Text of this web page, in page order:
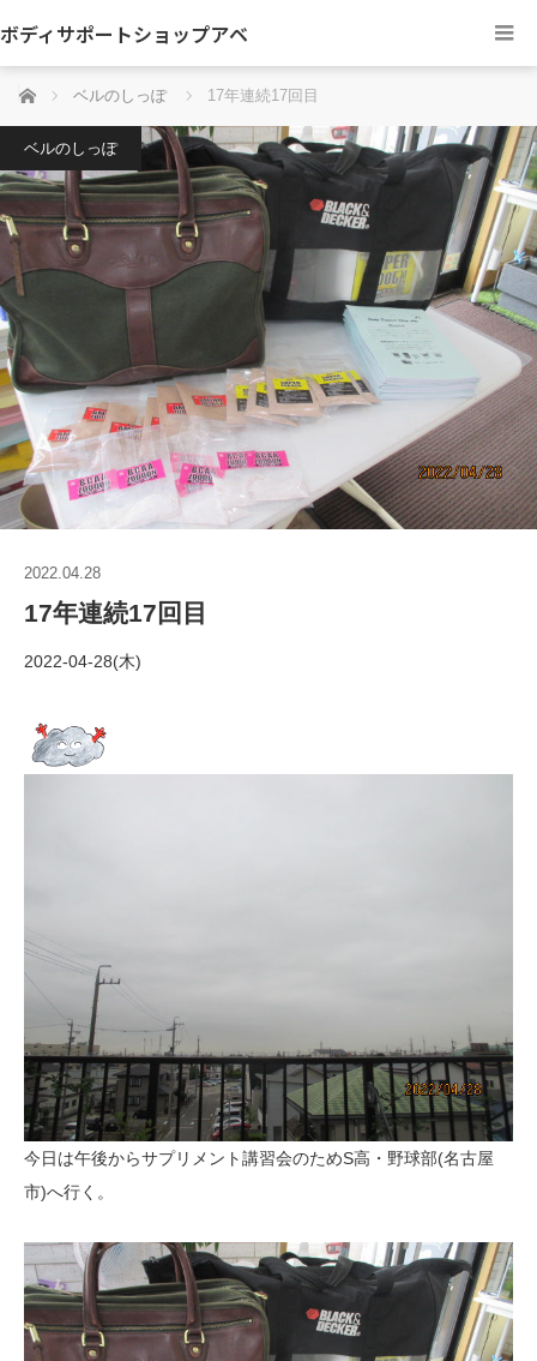
ボディサポートショップアベ
ホーム ベルのしっぽ 17年連続17回目
ベルのしっぽ
2022.04.28
17年連続17回目
2022-04-28(木)
今日は午後からサプリメント講習会のためS高・野球部(名古屋
市)へ行く。